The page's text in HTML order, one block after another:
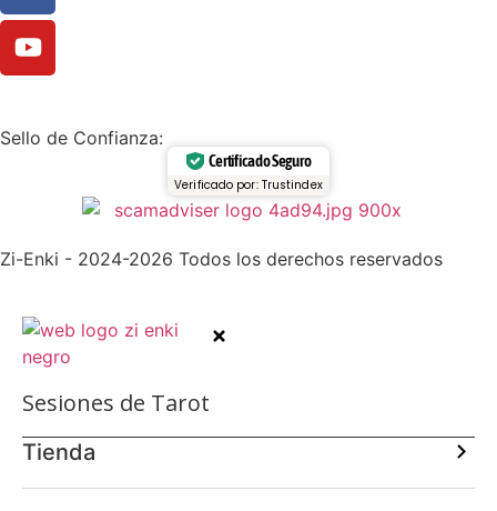
Sello de Confianza:
Certificado Seguro
Verificado por: Trustindex
Zi-Enki - 2024-2026 Todos los derechos reservados
Sesiones de Tarot
Tienda